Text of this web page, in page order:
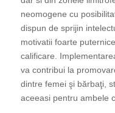
neomogene cu
dispun de sprijin
motivatii foarte
calificare.
va contribui la
dintre femei şi bărbaţi,
aceeasi pentru ambele